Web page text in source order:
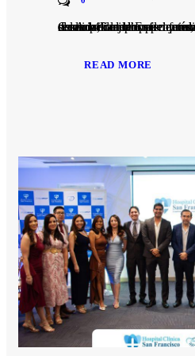
Cada 14 de julio se conmemora el Día Internacional del Auxiliar de Enfermería, una fecha dedicada a reconocer la labor de quienes, con vocación de servicio, compromiso y calidez humana, desempeñan un papel fundamental en la atención y el cuidado de los pacientes.
READ MORE